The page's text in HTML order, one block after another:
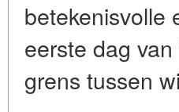
betekenisvolle
eerste dag
grens tussen